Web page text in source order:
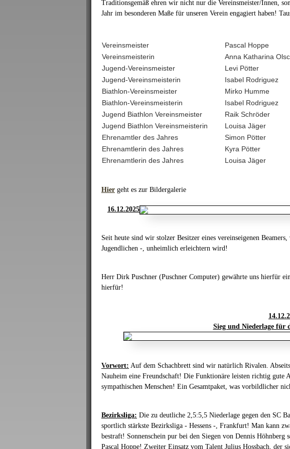
Traditionsgemäß ehren wir nicht nur die Vereinsmeister/Innen,
Jahr im besonderen Maße für unseren Verein engagiert haben!
Vereinsmeister
Pascal Hoppe
Vereinsmeisterin
Anna Katharina
Jugend-Vereinsmeister
Levi Pötter
Jugend-Vereinsmeisterin
Isabel Rodriguez
Biathlon-Vereinsmeister
Mirko Humme
Biathlon-Vereinsmeisterin
Isabel Rodriguez
Jugend Biathlon Vereinsmeister
Raik Schröder
Jugend Biathlon Vereinsmeisterin
Louisa Jäger
Ehrenamtler des Jahres
Simon Pötter
Ehrenamtlerin des Jahres
Kyra Pötter
Ehrenamtlerin des Jahres
Louisa Jäger
Hier geht es zur Bildergalerie
16.12.2025
Seit heute sind wir stolzer Besitzer eines vereinseigenen
Jugendlichen -, unheimlich erleichtern wird!
Herr Dirk Puschner (Puschner Computer) gewährte uns hierfür
hierfür!
Sieg und Niederlage für
Vorwort: Auf dem Schachbrett sind wir natürlich Rivalen.
Nauheim eine Freundschaft! Die Funktionäre leisten richtig gute
sympathischen Menschen! Ein Gesamtpaket, was vorbildlicher
Bezirksliga: Die zu deutliche 2,5:5,5 Niederlage gegen den SC
sportlich stärkste Bezirksliga - Hessens -, Frankfurt! Man kann
bestraft! Sonnenschein pur bei den Siegen von Dennis
Pascal Hoppe! Zweiter Einsatz vom Talent Julius Hossbach, der